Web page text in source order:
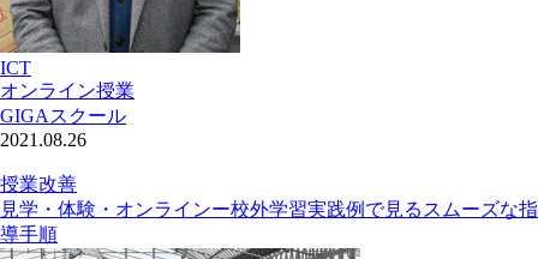
ICT
オンライン授業
GIGAスクール
2021.08.26
授業改善
見学・体験・オンラインー校外学習実践例で見るスムーズな指
導手順